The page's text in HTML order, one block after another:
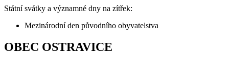
Státní svátky a významné dny na zítřek:
Mezinárodní den původního obyvatelstva
OBEC OSTRAVICE